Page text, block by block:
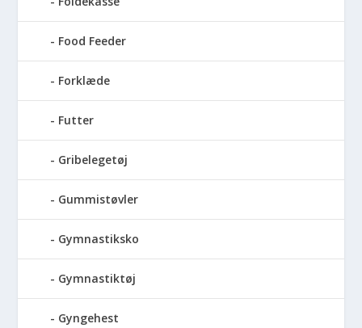
Food Feeder
Forklæde
Futter
Gribelegetøj
Gummistøvler
Gymnastiksko
Gymnastiktøj
Gyngehest